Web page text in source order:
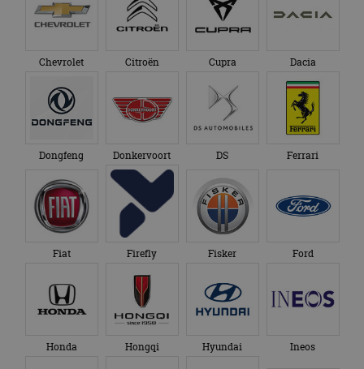
Chevrolet Citroën Cupra Dacia
Dongfeng Donkervoort DS Ferrari
Fiat Firefly Fisker Ford
Honda Hongqi Hyundai Ineos